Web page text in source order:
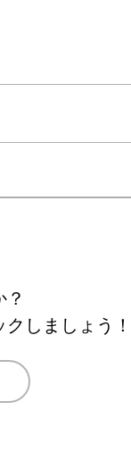
しましょう！